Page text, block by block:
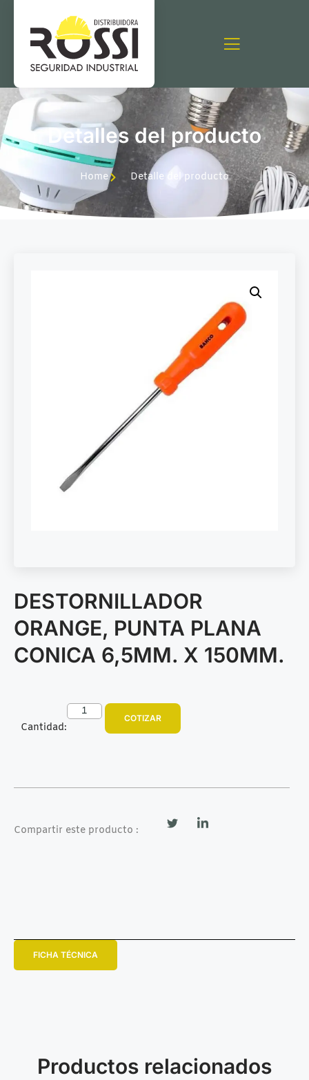
Detalles del producto
Home Detalle del producto
DESTORNILLADOR
ORANGE, PUNTA PLANA
CONICA 6,5MM. X 150MM.
Cantidad:
COTIZAR
Compartir este producto :
FICHA TÉCNICA
Productos relacionados